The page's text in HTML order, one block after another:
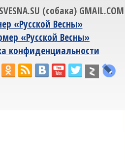
(собака) GMAIL.COM
«Русской Весны»
«Русской Весны»
конфиденциальности